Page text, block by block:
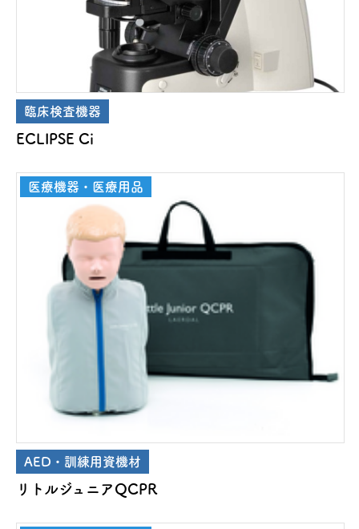
臨床検査機器
ECLIPSE Ci
医療機器・医療用品
AED・訓練用資機材
リトルジュニアQCPR